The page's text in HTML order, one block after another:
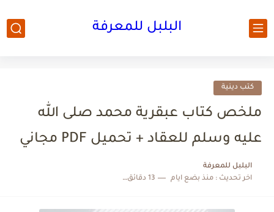
البلبل للمعرفة
كتب دينية
ملخص كتاب عبقرية محمد صلى الله
عليه وسلم للعقاد + تحميل PDF مجاني
البلبل للمعرفة
اخر تحديث :منذ بضع ايام 13 دقائق للقراءة